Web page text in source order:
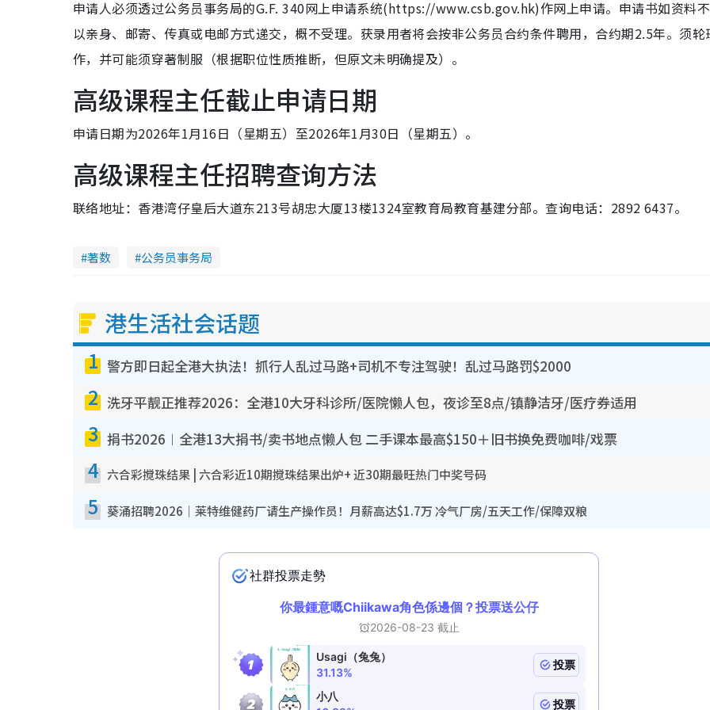
申请人必须透过公务员事务局的G.F. 340网上申请系统(https://www.csb.gov.hk)作网上申请。申请书如资料
以亲身、邮寄、传真或电邮方式递交，概不受理。获录用者将会按非公务员合约条件聘用，合约期2.5年。须轮
作，并可能须穿著制服（根据职位性质推断，但原文未明确提及）。
高级课程主任截止申请日期
申请日期为2026年1月16日（星期五）至2026年1月30日（星期五）。
高级课程主任招聘查询方法
联络地址：香港湾仔皇后大道东213号胡忠大厦13楼1324室教育局教育基建分部。查询电话：2892 6437。
著数 公务员事务局
港生活社会话题
1 警方即日起全港大执法！抓行人乱过马路+司机不专注驾驶！乱过马路罚$2000
2 洗牙平靓正推荐2026：全港10大牙科诊所/医院懒人包，夜诊至8点/镇静洁牙/医疗券适用
3 捐书2026︱全港13大捐书/卖书地点懒人包 二手课本最高$150＋旧书换免费咖啡/戏票
4 六合彩搅珠结果 | 六合彩近10期搅珠结果出炉+ 近30期最旺热门中奖号码
5 葵涌招聘2026｜莱特维健药厂请生产操作员！月薪高达$1.7万 冷气厂房/五天工作/保障双粮